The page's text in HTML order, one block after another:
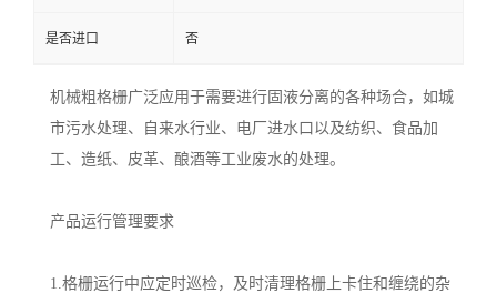
是否进口 否
机械粗格栅广泛应用于需要进行固液分离的各种场合，如城
市污水处理、自来水行业、电厂进水口以及纺织、食品加
工、造纸、皮革、酿酒等工业废水的处理。
产品运行管理要求
1.格栅运行中应定时巡检，及时清理格栅上卡住和缠绕的杂